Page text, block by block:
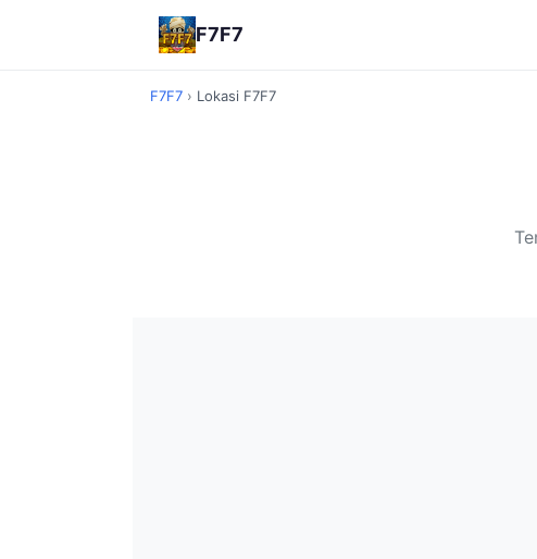
F7F7
F7F7 › Lokasi F7F7